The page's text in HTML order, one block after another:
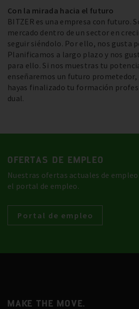
Con la mirada hacia el futuro
BITZER es una empresa con futuro.
mercado dentro de un sector en
seguir siéndolo. Por ello, nos gusta
Planificamos a largo plazo y nos
para ello. Si nos muestras tu
enseñaremos un futuro prometedor,
hayas finalizado tu formación
dual.
OFERTAS DE EMPLEO
Nuestras ofertas actuales de
el portal de empleo.
Portal de empleo
MAKE THE MOVE.